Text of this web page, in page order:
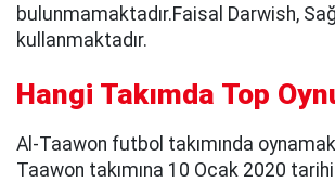
bulunmamaktadır.Faisal Darwish, Sağ
kullanmaktadır.
Hangi Takımda Top
Al-Taawon futbol takımında
Taawon takımına 10 Ocak 2020